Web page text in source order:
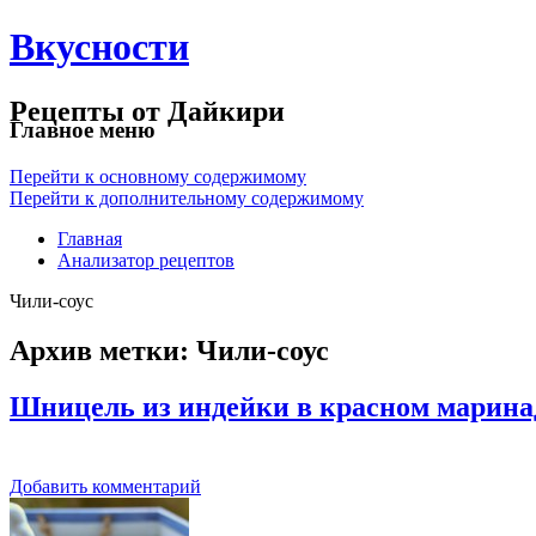
Вкусности
Рецепты от Дайкири
Главное меню
Перейти к основному содержимому
Перейти к дополнительному содержимому
Главная
Анализатор рецептов
Чили-соус
Архив метки: Чили-соус
Шницель из индейки в красном
Добавить комментарий